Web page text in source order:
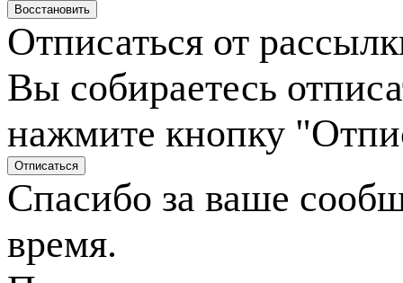
Отписаться от
Вы собираетесь
нажмите кнопку
Спасибо за ваше
время.